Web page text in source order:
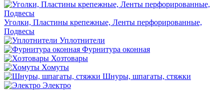
Уголки, Пластины крепежные, Ленты перфорированные,
Подвесы
Уплотнители
Фурнитура оконная
Хозтовары
Хомуты
Шнуры, шпагаты, стяжки
Электро